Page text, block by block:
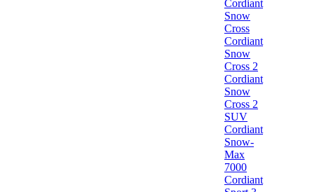
Cordiant
Snow
Cross
Cordiant
Snow
Cross 2
Cordiant
Snow
Cross 2
SUV
Cordiant
Snow-
Max
7000
Cordiant